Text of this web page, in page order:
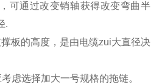
可通过改变销轴获得改变弯曲半
.
板的高度，是由电缆zui大直径决
虑选择加大一号规格的拖链。